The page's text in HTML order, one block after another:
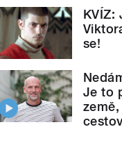
KVÍZ:
se!
Je to